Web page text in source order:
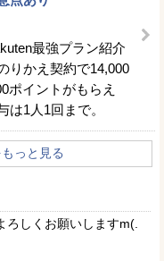
最強プラン紹介
りかえ契約で14,000
ポイントがもらえ
は1人1回まで。
っと見る
ろしくお願いしますm(.